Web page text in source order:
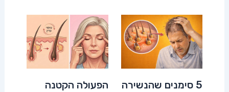
5 סימנים שהנשירה
הפעולה הקטנה